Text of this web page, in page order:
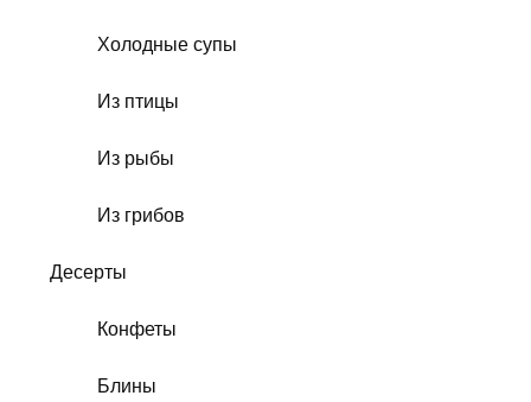
Холодные супы
Из птицы
Из рыбы
Из грибов
Десерты
Конфеты
Блины